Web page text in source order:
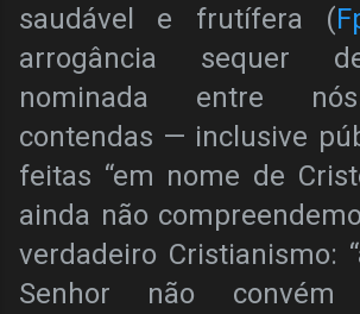
saudável e frutífera (
arrogância sequer
nominada entre
contendas — inclusive
feitas “em nome de
ainda não
verdadeiro Cristianismo:
Senhor não convém